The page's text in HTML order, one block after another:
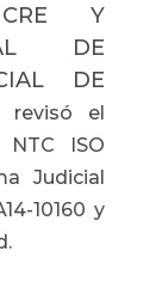
Y
DE
DE
el
ISO
Judicial
10160 y